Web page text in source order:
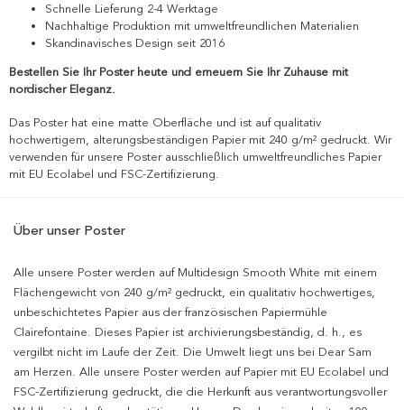
Schnelle Lieferung 2-4 Werktage
Nachhaltige Produktion mit umweltfreundlichen Materialien
Skandinavisches Design seit 2016
Bestellen Sie Ihr Poster heute und erneuern Sie Ihr Zuhause mit
nordischer Eleganz.
Das Poster hat eine matte Oberfläche und ist auf qualitativ
hochwertigem, alterungsbeständigen Papier mit 240 g/m² gedruckt. Wir
verwenden für unsere Poster ausschließlich umweltfreundliches Papier
mit EU Ecolabel und FSC-Zertifizierung.
Über unser Poster
Alle unsere Poster werden auf Multidesign Smooth White mit einem
Flächengewicht von 240 g/m² gedruckt, ein qualitativ hochwertiges,
unbeschichtetes Papier aus der französischen Papiermühle
Clairefontaine. Dieses Papier ist archivierungsbeständig, d. h., es
vergilbt nicht im Laufe der Zeit. Die Umwelt liegt uns bei Dear Sam
am Herzen. Alle unsere Poster werden auf Papier mit EU Ecolabel und
FSC-Zertifizierung gedruckt, die die Herkunft aus verantwortungsvoller